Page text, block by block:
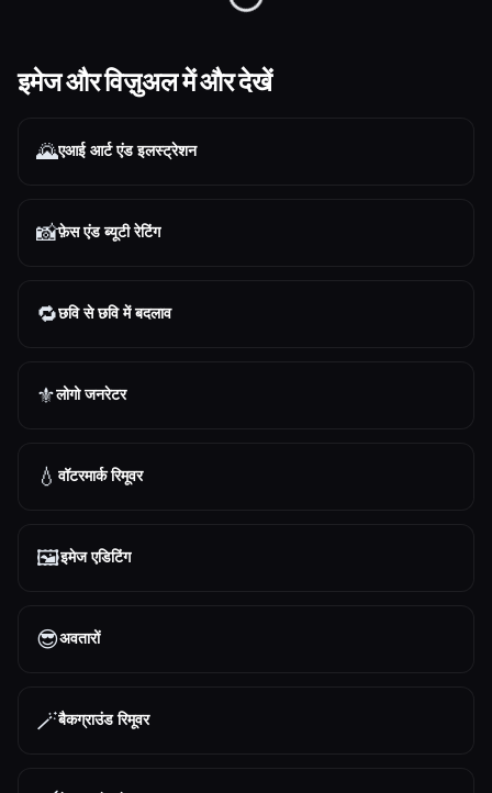
इमेज और विज़ुअल में और देखें
🌄एआई आर्ट एंड इलस्ट्रेशन
📸फ़ेस एंड ब्यूटी रेटिंग
🔁छवि से छवि में बदलाव
⚜️लोगो जनरेटर
💧 वॉटरमार्क रिमूवर
🖼️इमेज एडिटिंग
😎अवतारों
🪄बैकग्राउंड रिमूवर